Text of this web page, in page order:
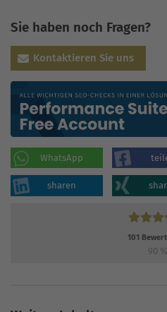
Sie haben noch Fragen?
Kontaktieren Sie uns
WhatsApp
sharen
101
90 %